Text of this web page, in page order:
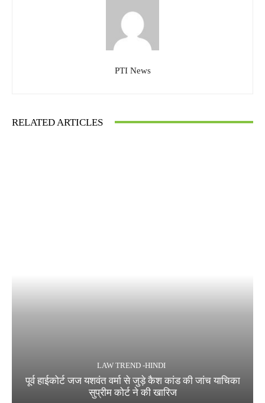
PTI News
RELATED ARTICLES
LAW TREND -HINDI
पूर्व हाईकोर्ट जज यशवंत वर्मा से जुड़े कैश कांड की जांच याचिका
सुप्रीम कोर्ट ने की खारिज